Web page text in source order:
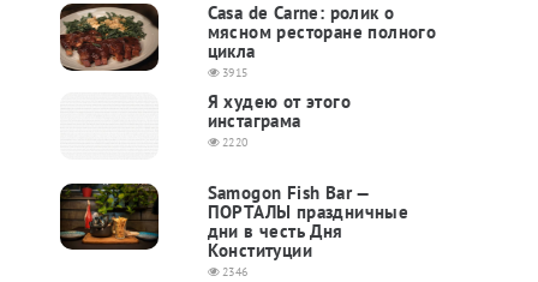
Casa de Carne: ролик о
мясном ресторане полного
цикла
3915
Я худею от этого
инстаграма
2220
Samogon Fish Bar —
ПОРТАЛЫ праздничные
дни в честь Дня
Конституции
2346